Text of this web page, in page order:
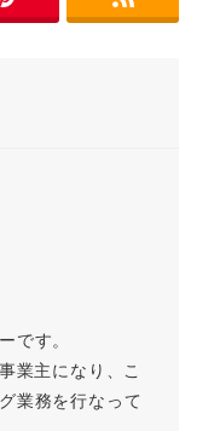
す。
業主になり、こ
業務を行なって